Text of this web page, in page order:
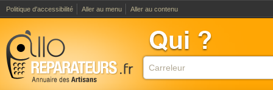
Politique d'accessibilité Aller au menu Aller au contenu